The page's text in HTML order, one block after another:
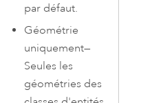
par défaut.
Géométrie
uniquement—
Seules les
géométries des